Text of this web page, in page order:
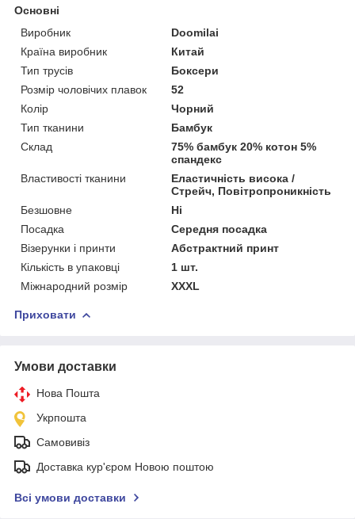
Основні
Виробник
Doomilai
Країна виробник
Китай
Тип трусів
Боксери
Розмір чоловічих плавок
52
Колір
Чорний
Тип тканини
Бамбук
Склад
75% бамбук 20% котон 5%
спандекс
Властивості тканини
Еластичність висока /
Стрейч, Повітропроникність
Безшовне
Ні
Посадка
Середня посадка
Візерунки і принти
Абстрактний принт
Кількість в упаковці
1 шт.
Міжнародний розмір
XXXL
Приховати
Умови доставки
Нова Пошта
Укрпошта
Самовивіз
Доставка кур'єром Новою поштою
Всі умови доставки